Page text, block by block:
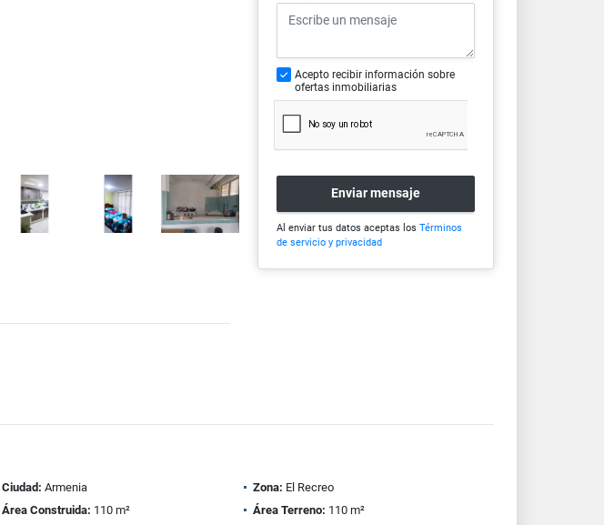
Acepto recibir información sobre
ofertas inmobiliarias
Enviar mensaje
Al enviar tus datos aceptas los Términos
de servicio y privacidad
Ciudad: Armenia Zona: El Recreo
Área Construida: 110 m² Área Terreno: 110 m²